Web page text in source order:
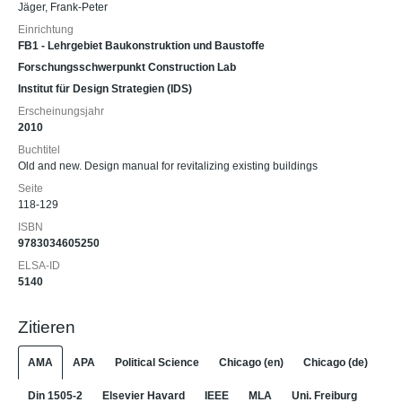
Jäger, Frank-Peter
Einrichtung
FB1 - Lehrgebiet Baukonstruktion und Baustoffe
Forschungsschwerpunkt Construction Lab
Institut für Design Strategien (IDS)
Erscheinungsjahr
2010
Buchtitel
Old and new. Design manual for revitalizing existing buildings
Seite
118-129
ISBN
9783034605250
ELSA-ID
5140
Zitieren
AMA APA Political Science Chicago (en) Chicago (de)
Din 1505-2 Elsevier Havard IEEE MLA Uni. Freiburg